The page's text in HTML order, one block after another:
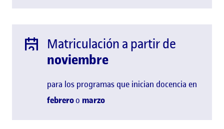
Matriculación a partir de
noviembre
para los programas que inician docencia en
febreroo marzo